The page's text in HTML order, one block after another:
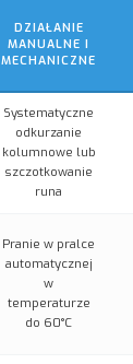
DZIAŁANIE
MANUALNE I
MECHANICZNE
Systematyczne
odkurzanie
kolumnowe lub
szczotkowanie
runa
Pranie w pralce
automatycznej
w
temperaturze
do 60°C